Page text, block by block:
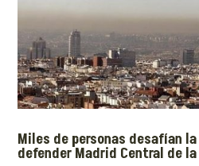
Miles de personas desafían
defender Madrid Central de